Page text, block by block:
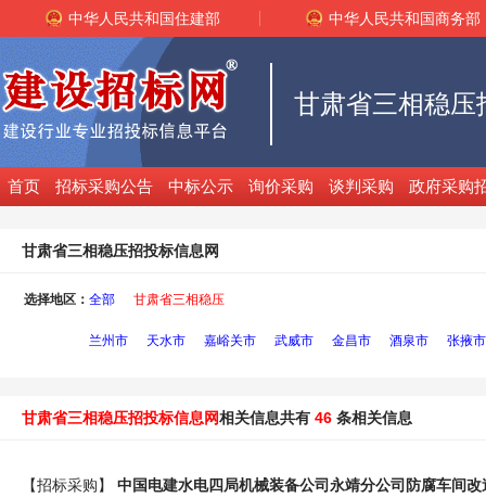
中华人民共和国住建部 中华人民共和国商务部
甘肃省三相稳压
首页 招标采购公告 中标公示 询价采购 谈判采购 政府采购
甘肃省三相稳压招投标信息网
选择地区： 全部 甘肃省三相稳压
兰州市 天水市 嘉峪关市 武威市 金昌市 酒泉市 张掖市
甘肃省三相稳压招投标信息网相关信息共有 46 条相关信息
【招标采购】